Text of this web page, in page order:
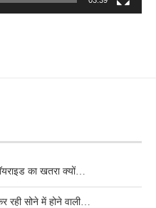
का खतरा क्यों…
रही सोने में होने वाली…